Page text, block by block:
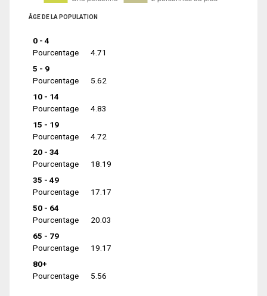
ÂGE DE LA POPULATION
0 - 4
Pourcentage
4.71
5 - 9
Pourcentage
5.62
10 - 14
Pourcentage
4.83
15 - 19
Pourcentage
4.72
20 - 34
Pourcentage
18.19
35 - 49
Pourcentage
17.17
50 - 64
Pourcentage
20.03
65 - 79
Pourcentage
19.17
80+
Pourcentage
5.56